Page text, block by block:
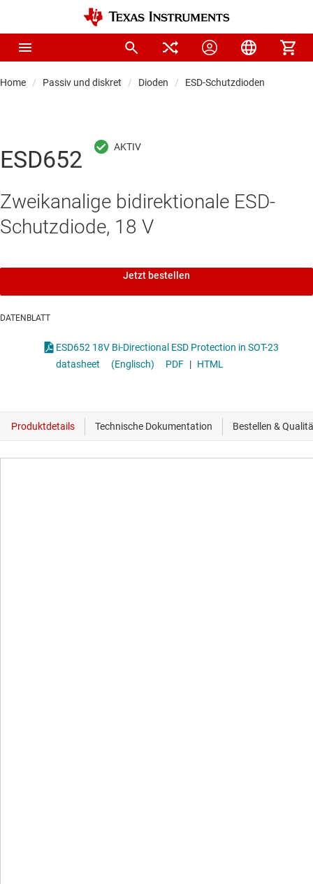
Home Passiv und diskret Dioden ESD-Schutzdioden
ESD652
Zweikanalige bidirektionale ESD-
Schutzdiode, 18 V
Jetzt bestellen
DATENBLATT
ESD652 18V Bi-Directional ESD Protection in SOT-23
datasheet
(Englisch) PDF | HTML